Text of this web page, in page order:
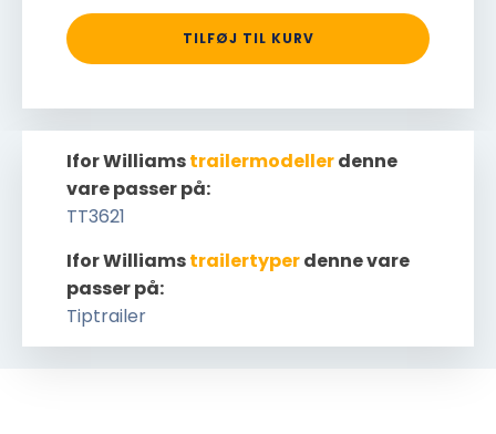
TILFØJ TIL KURV
Ifor Williamstrailertyperdenne vare
passer på:
Tiptrailer
Ifor Williamstrailermodellerdenne
vare passer på:
TT3621